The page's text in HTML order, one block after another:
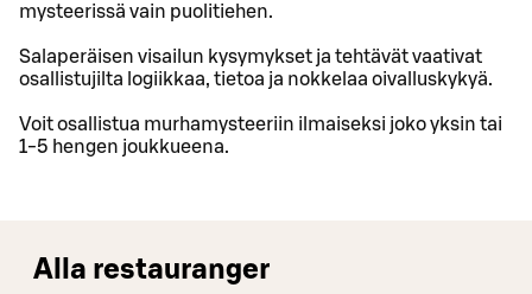
mysteerissä vain puolitiehen.
Salaperäisen visailun kysymykset ja tehtävät vaativat
osallistujilta logiikkaa, tietoa ja nokkelaa oivalluskykyä.
Voit osallistua murhamysteeriin ilmaiseksi joko yksin tai
1-5 hengen joukkueena.
Alla restauranger